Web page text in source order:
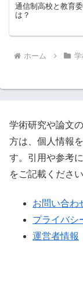
通信制高校と教育
は？
ホーム
学術研究や論文
方は、個人情報
す。引用や参考
をご記載ください
お問い合わ
プライバシ
運営者情報